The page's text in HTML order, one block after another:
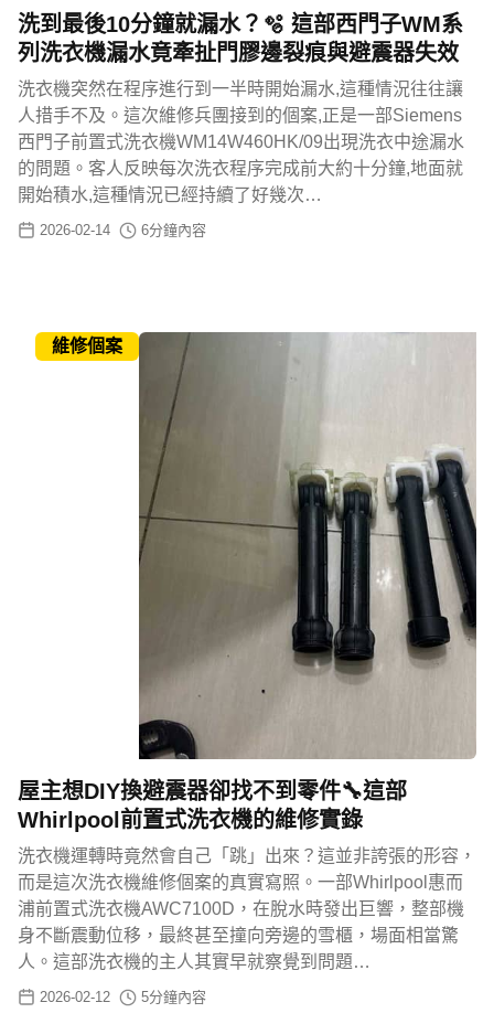
洗到最後10分鐘就漏水？🫧 這部西門子WM系
列洗衣機漏水竟牽扯門膠邊裂痕與避震器失效
洗衣機突然在程序進行到一半時開始漏水,這種情況往往讓
人措手不及。這次維修兵團接到的個案,正是一部Siemens
西門子前置式洗衣機WM14W460HK/09出現洗衣中途漏水
的問題。客人反映每次洗衣程序完成前大約十分鐘,地面就
開始積水,這種情況已經持續了好幾次…
2026-02-14 6分鐘內容
維修個案
屋主想DIY換避震器卻找不到零件🔧這部
Whirlpool前置式洗衣機的維修實錄
洗衣機運轉時竟然會自己「跳」出來？這並非誇張的形容，
而是這次洗衣機維修個案的真實寫照。一部Whirlpool惠而
浦前置式洗衣機AWC7100D，在脫水時發出巨響，整部機
身不斷震動位移，最終甚至撞向旁邊的雪櫃，場面相當驚
人。這部洗衣機的主人其實早就察覺到問題…
2026-02-12 5分鐘內容